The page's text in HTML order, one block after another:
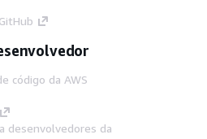
código da AWS
desenvolvedores da